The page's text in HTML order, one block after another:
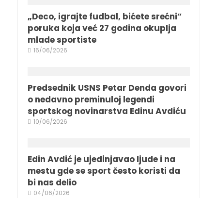
„Deco, igrajte fudbal, bićete srećni“
poruka koja već 27 godina okuplja
mlade sportiste
16/06/2026
Predsednik USNS Petar Denda govori
o nedavno preminuloj legendi
sportskog novinarstva Edinu Avdiću
10/06/2026
Edin Avdić je ujedinjavao ljude i na
mestu gde se sport često koristi da
bi nas delio
04/06/2026